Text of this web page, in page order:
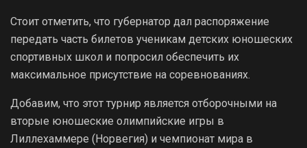
Стоит отметить, что губернатор дал распоряжение
передать часть билетов ученикам детских юношеских
спортивных школ и попросил обеспечить их
максимальное присутствие на соревнованиях.
Добавим, что этот турнир является отборочными на
вторые юношеские олимпийские игры в
Лиллехаммере (Норвегия) и чемпионат мира в